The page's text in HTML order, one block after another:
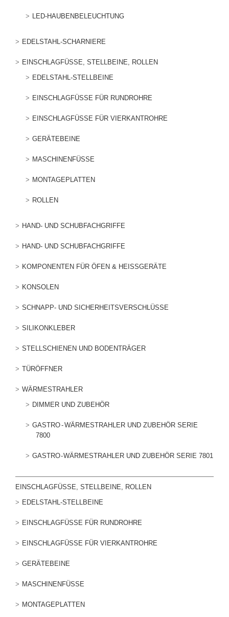
LED-HAUBENBELEUCHTUNG
EDELSTAHL-SCHARNIERE
EINSCHLAGFÜSSE, STELLBEINE, ROLLEN
EDELSTAHL-STELLBEINE
EINSCHLAGFÜSSE FÜR RUNDROHRE
EINSCHLAGFÜSSE FÜR VIERKANTROHRE
GERÄTEBEINE
MASCHINENFÜSSE
MONTAGEPLATTEN
ROLLEN
HAND- UND SCHUBFACHGRIFFE
HAND- UND SCHUBFACHGRIFFE
KOMPONENTEN FÜR ÖFEN & HEISSGERÄTE
KONSOLEN
SCHNAPP- UND SICHERHEITSVERSCHLÜSSE
SILIKONKLEBER
STELLSCHIENEN UND BODENTRÄGER
TÜRÖFFNER
WÄRMESTRAHLER
DIMMER UND ZUBEHÖR
GASTRO - WÄRMESTRAHLER UND ZUBEHÖR SERIE
7800
GASTRO - WÄRMESTRAHLER UND ZUBEHÖR SERIE 7801
EINSCHLAGFÜSSE, STELLBEINE, ROLLEN
EDELSTAHL-STELLBEINE
EINSCHLAGFÜSSE FÜR RUNDROHRE
EINSCHLAGFÜSSE FÜR VIERKANTROHRE
GERÄTEBEINE
MASCHINENFÜSSE
MONTAGEPLATTEN